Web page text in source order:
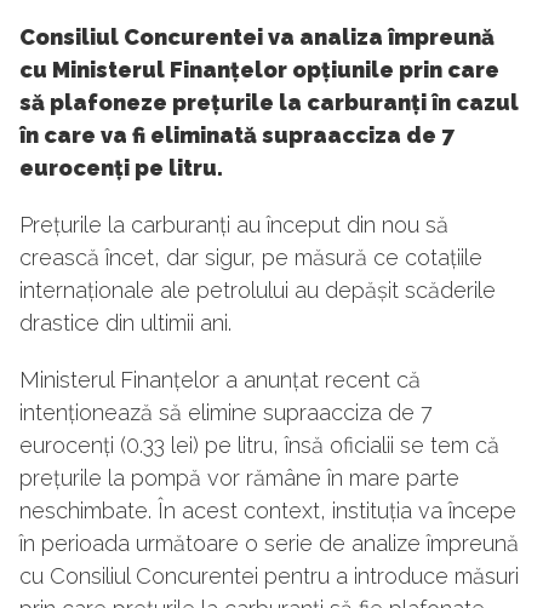
Consiliul Concurentei va analiza împreună
cu Ministerul Finanțelor opțiunile prin care
să plafoneze prețurile la carburanți în cazul
în care va fi eliminată supraacciza de 7
eurocenți pe litru.
Prețurile la carburanți au început din nou să
crească încet, dar sigur, pe măsură ce cotațiile
internaționale ale petrolului au depășit scăderile
drastice din ultimii ani.
Ministerul Finanțelor a anunțat recent că
intenționează să elimine supraacciza de 7
eurocenți (0.33 lei) pe litru, însă oficialii se tem că
prețurile la pompă vor rămâne în mare parte
neschimbate. În acest context, instituția va începe
în perioada următoare o serie de analize împreună
cu Consiliul Concurentei pentru a introduce măsuri